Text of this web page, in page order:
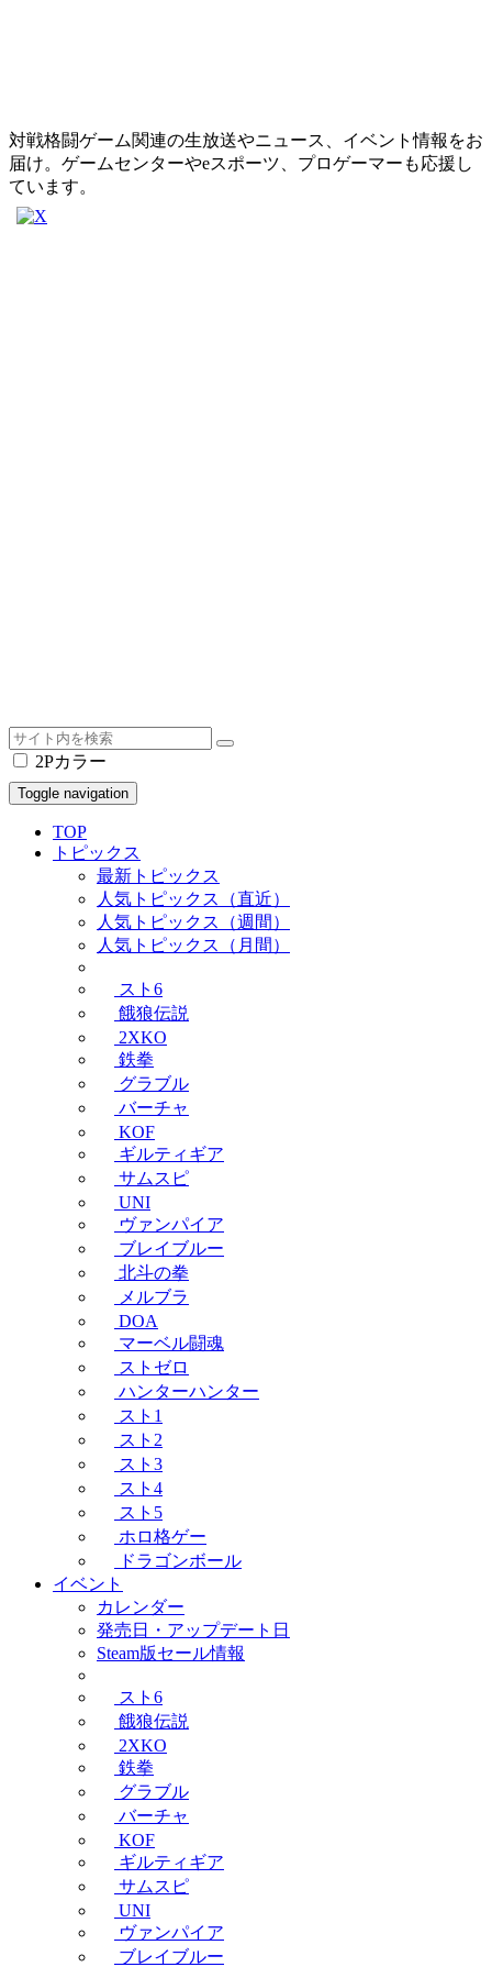
対戦格闘ゲーム関連の生放送やニュース、イベント情報をお
届け。ゲームセンターやeスポーツ、プロゲーマーも応援し
ています。
2Pカラー
Toggle navigation
TOP
トピックス
最新トピックス
人気トピックス（直近）
人気トピックス（週間）
人気トピックス（月間）
スト6
餓狼伝説
2XKO
鉄拳
グラブル
バーチャ
KOF
ギルティギア
サムスピ
UNI
ヴァンパイア
ブレイブルー
北斗の拳
メルブラ
DOA
マーベル闘魂
ストゼロ
ハンターハンター
スト1
スト2
スト3
スト4
スト5
ホロ格ゲー
ドラゴンボール
イベント
カレンダー
発売日・アップデート日
Steam版セール情報
スト6
餓狼伝説
2XKO
鉄拳
グラブル
バーチャ
KOF
ギルティギア
サムスピ
UNI
ヴァンパイア
ブレイブルー